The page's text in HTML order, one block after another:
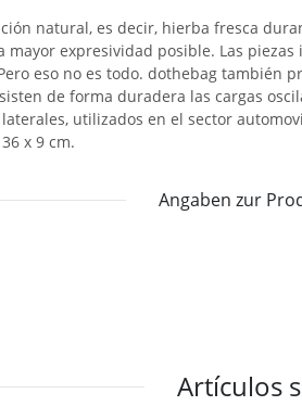
natural, es decir, hierba fresca
mayor expresividad posible. Las
eso no es todo. dothebag también
de forma duradera las cargas
utilizados en el sector
x 9 cm.
Angaben zur
Artículos